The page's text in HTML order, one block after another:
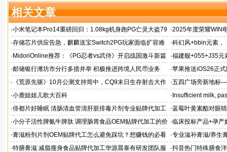
相关文章
·小米笔记本Pro14重磅回归：1.08kg机身跑PG亡灵大盗79
帧游戏表现
·2025年度荣耀WIN
·存储芯片供应告急，麒麟送宝Switch2PG玩家面临扩容难
题！
·科幻风+bbin元素，
的都市拉面店
·MidoriOnline推荐：《PG忍者vs武侍》开启战国激斗新篇
章
·福建舰+055+J35元
同台
·邮储银行潍坊市分行多措并举 积极推进跨境人民币业务 ·苹果推送iOS26正
验
· 《荒原先驱》10月公测支持简中，CQ9末日生存射击大作
来袭
·五四广场旁新地标
风向
·小鹿姐姐儿歌大百科 ·Insufficient milk,
·俳都片好睡眠 清肠清血管清肝脏排毒片剂专业贴牌代加工 ·蓝莓叶黄素酯对眼
牌代工
·小分子活性脾氨牛脾肽 调理肠胃食品OEM贴牌代加工的价
格
·临床投标产品+孕产
业
·膏滋粉剂片剂OEM贴牌代工怎么避免踩坑？想赚钱的必看 ·专业滋补膏滋/养生
·特膳膏滋 减脂瘦身食品贴牌代加工华源晨泰有研发团队服
·抖音热门特殊膳食